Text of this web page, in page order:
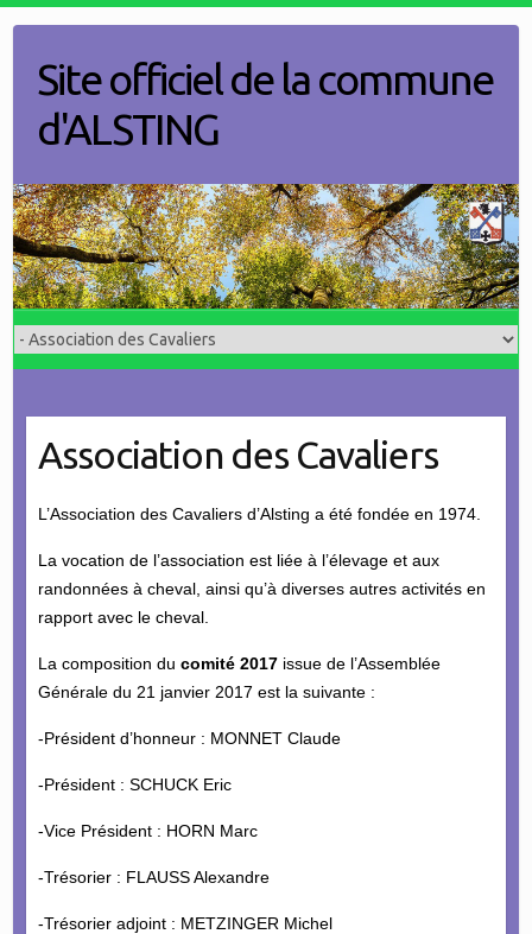
contentSite officiel de la commune
d'ALSTING
Association des Cavaliers
L’Association des Cavaliers d’Alsting a été fondée en 1974.
La vocation de l’association est liée à l’élevage et aux
randonnées à cheval, ainsi qu’à diverses autres activités en
rapport avec le cheval.
La composition du comité 2017issue de l’Assemblée
Générale du 21 janvier 2017 est la suivante :
-Président d’honneur : MONNET Claude
-Président : SCHUCK Eric
-Vice Président : HORN Marc
-Trésorier : FLAUSS Alexandre
-Trésorier adjoint : METZINGER Michel